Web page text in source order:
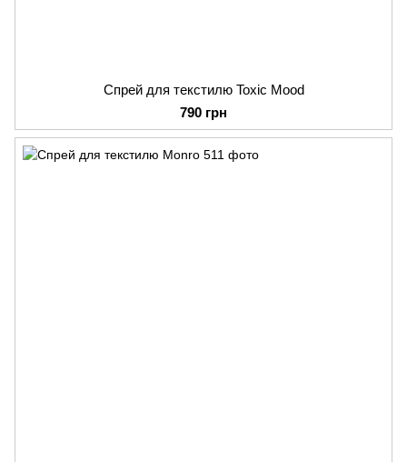
Спрей для текстилю Toxic Mood
790 грн